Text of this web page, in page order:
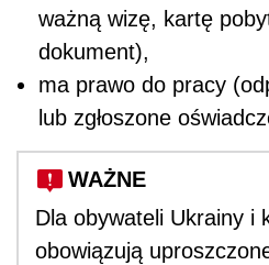
ważną wizę, kartę
dokument),
ma prawo do pracy
lub zgłoszone
WAŻNE
Dla obywateli Ukrainy i
obowiązują